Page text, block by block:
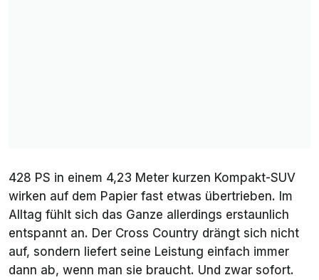
428 PS in einem 4,23 Meter kurzen Kompakt-SUV
wirken auf dem Papier fast etwas übertrieben. Im
Alltag fühlt sich das Ganze allerdings erstaunlich
entspannt an. Der Cross Country drängt sich nicht
auf, sondern liefert seine Leistung einfach immer
dann ab, wenn man sie braucht. Und zwar sofort.